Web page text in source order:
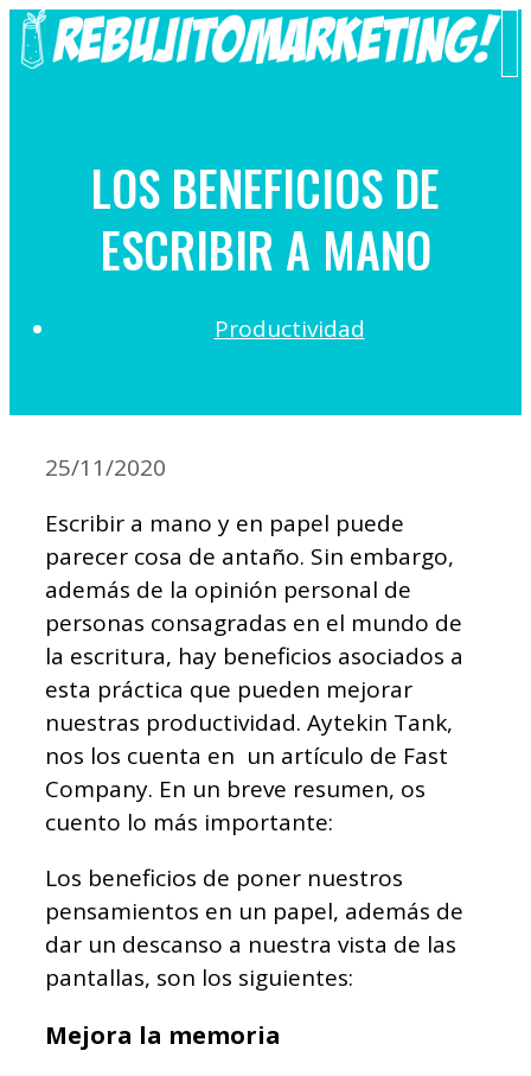
Saltar
al
LOS BENEFICIOS DE
ESCRIBIR A MANO
Productividad
25/11/2020
Escribir a mano y en papel puede
parecer cosa de antaño. Sin embargo,
además de la opinión personal de
personas consagradas en el mundo de
la escritura, hay beneficios asociados a
esta práctica que pueden mejorar
nuestras productividad. Aytekin Tank,
nos los cuenta en un artículo de Fast
Company. En un breve resumen, os
cuento lo más importante:
Los beneficios de poner nuestros
pensamientos en un papel, además de
dar un descanso a nuestra vista de las
pantallas, son los siguientes:
Mejora la memoria